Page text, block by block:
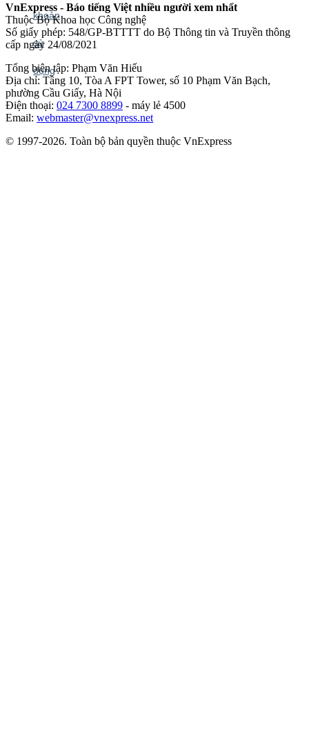
VnExpress - Báo tiếng Việt nhiều người xem nhất
Thuộc Bộ Khoa học Công nghệ
Số giấy phép: 548/GP-BTTTT do Bộ Thông tin và Truyền thông
cấp ngày 24/08/2021
Tổng biên tập: Phạm Văn Hiếu
Địa chỉ: Tầng 10, Tòa A FPT Tower, số 10 Phạm Văn Bạch,
phường Cầu Giấy, Hà Nội
Điện thoại: 024 7300 8899 - máy lẻ 4500
Email: webmaster@vnexpress.net
© 1997-2026. Toàn bộ bản quyền thuộc VnExpress